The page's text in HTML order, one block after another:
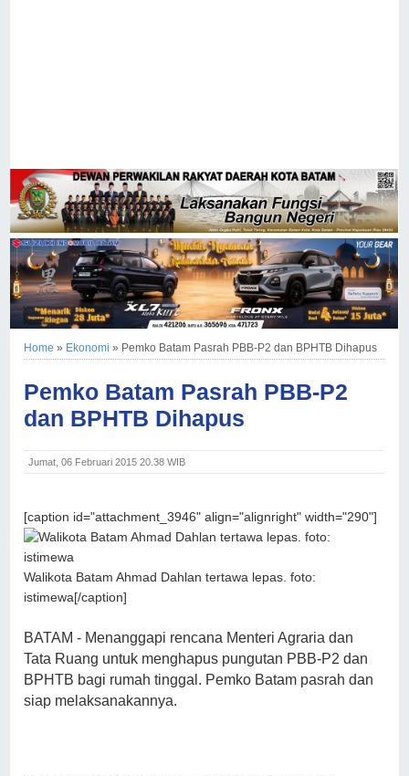
Home » Ekonomi » Pemko Batam Pasrah PBB-P2 dan BPHTB Dihapus
Pemko Batam Pasrah PBB-P2
dan BPHTB Dihapus
Jumat, 06 Februari 2015 20.38 WIB
[caption id="attachment_3946" align="alignright" width="290"]
Walikota Batam Ahmad Dahlan tertawa lepas. foto:
istimewa[/caption]
BATAM - Menanggapi rencana Menteri Agraria dan
Tata Ruang untuk menghapus pungutan PBB-P2 dan
BPHTB bagi rumah tinggal. Pemko Batam pasrah dan
siap melaksanakannya.